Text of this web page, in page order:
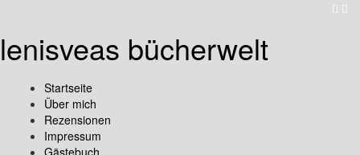
lenisveas bücherwelt
Startseite
Über mich
Rezensionen
Impressum
Gästebuch